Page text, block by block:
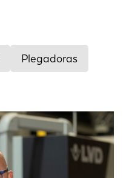
Plegadoras